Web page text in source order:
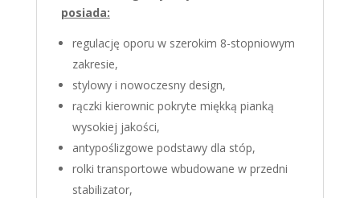
posiada:
regulację oporu w szerokim 8-stopniowym
zakresie,
stylowy i nowoczesny design,
rączki kierownic pokryte miękką pianką
wysokiej jakości,
antypoślizgowe podstawy dla stóp,
rolki transportowe wbudowane w przedni
stabilizator,